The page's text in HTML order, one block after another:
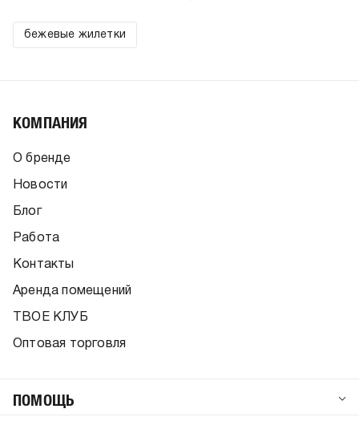
бежевые жилетки
КОМПАНИЯ
О бренде
Новости
Блог
Работа
Контакты
Аренда помещений
ТВОЕ КЛУБ
Оптовая торговля
ПОМОЩЬ